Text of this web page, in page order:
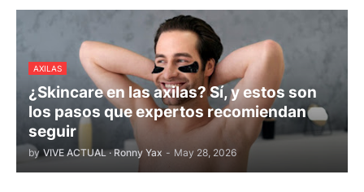
AXILAS
¿Skincare en las axilas? Sí, y estos son
los pasos que expertos recomiendan
seguir
by VIVE ACTUAL · Ronny Yax - May 28, 2026